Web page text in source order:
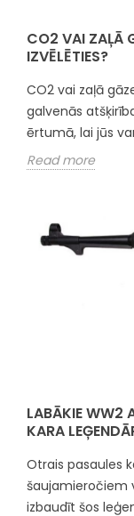
CO2 VAI ZAĻĀ
IZVĒLĒTIES?
CO2 vai zaļā
galvenās
ērtumā, lai jūs
Read more
LABĀKIE WW2
KARA
Otrais pasaules
šaujamieročiem
izbaudīt šos